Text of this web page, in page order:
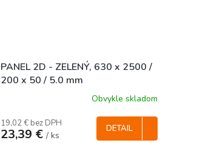
PANEL 2D - ZELENÝ, 630 x 2500 /
200 x 50 / 5.0 mm
Obvykle skladom
19,02 € bez DPH
23,39 € / ks
DETAIL